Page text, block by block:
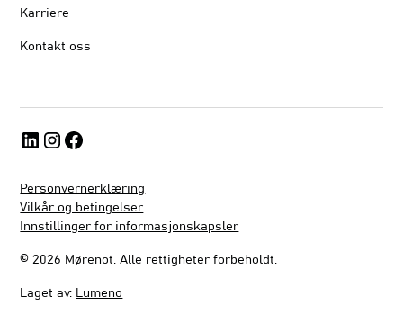
Karriere
Kontakt oss
©2026 Mørenot. Alle rettigheter forbeholdt.
Personvernerklæring
Vilkår og betingelser
Innstillinger for informasjonskapsler
Laget av: Lumeno